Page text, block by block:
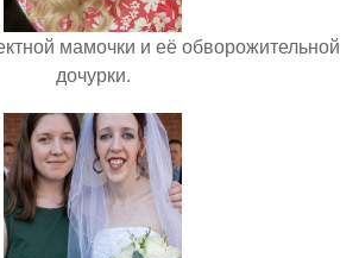
мамочки и её обворожительной
дочурки.